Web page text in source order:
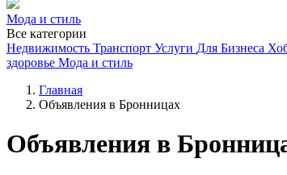
Мода и стиль
Все категории
Недвижимость Транспорт Услуги Для Бизнеса
здоровье Мода и стиль
Главная
Объявления в Бронницах
Объявления в